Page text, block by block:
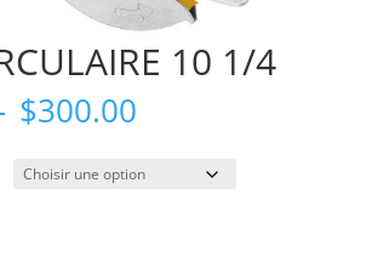
10 1/4
$300.00Plage
prix :
$45.00